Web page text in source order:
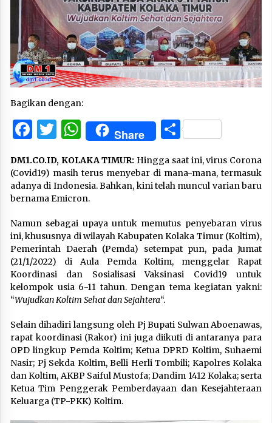
Bagikan dengan:
Facebook
Twitter
WhatsApp
Share Share
DM1.CO.ID, KOLAKA TIMUR: Hingga saat ini, virus Corona
(Covid19) masih terus menyebar di mana-mana, termasuk
adanya di Indonesia. Bahkan, kini telah muncul varian baru
bernama Emicron.
Namun sebagai upaya untuk memutus penyebaran virus
ini, khususnya di wilayah Kabupaten Kolaka Timur (Koltim),
Pemerintah Daerah (Pemda) setempat pun, pada Jumat
(21/1/2022) di Aula Pemda Koltim, menggelar Rapat
Koordinasi dan Sosialisasi Vaksinasi Covid19 untuk
kelompok usia 6-11 tahun. Dengan tema kegiatan yakni:
“Wujudkan Koltim Sehat dan Sejahtera“.
Selain dihadiri langsung oleh Pj Bupati Sulwan Aboenawas,
rapat koordinasi (Rakor) ini juga diikuti di antaranya para
OPD lingkup Pemda Koltim; Ketua DPRD Koltim, Suhaemi
Nasir; Pj Sekda Koltim, Belli Herli Tombili; Kapolres Kolaka
dan Koltim, AKBP Saiful Mustofa; Dandim 1412 Kolaka; serta
Ketua Tim Penggerak Pemberdayaan dan Kesejahteraan
Keluarga (TP-PKK) Koltim.